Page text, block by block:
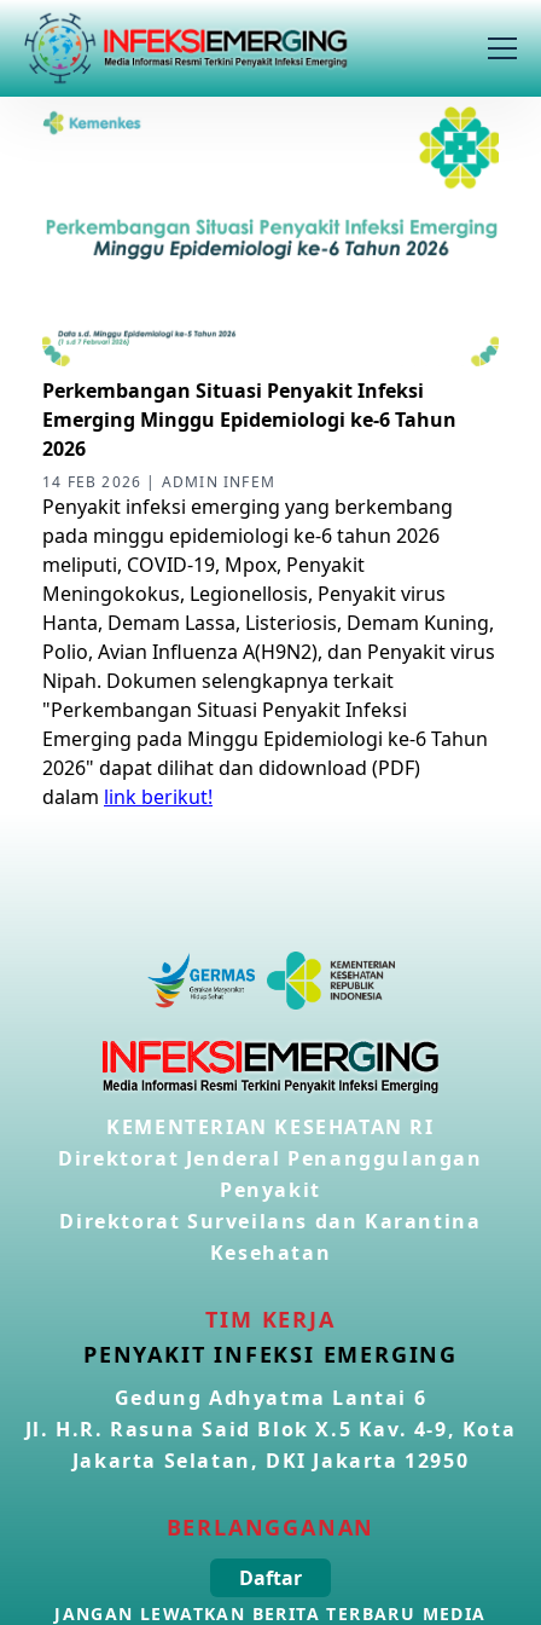
Perkembangan Situasi Penyakit Infeksi
Emerging Minggu Epidemiologi ke-6 Tahun
2026
14 FEB 2026 | ADMIN INFEM
Penyakit infeksi emerging yang berkembang
pada minggu epidemiologi ke-6 tahun 2026
meliputi, ⁠COVID-19, Mpox, Penyakit
Meningokokus, Legionellosis, Penyakit virus
Hanta, Demam Lassa, Listeriosis, Demam Kuning,
⁠⁠Polio, Avian Influenza A(H9N2), dan Penyakit virus
Nipah. Dokumen selengkapnya terkait
"Perkembangan Situasi Penyakit Infeksi
Emerging pada Minggu Epidemiologi ke-6 Tahun
2026" dapat dilihat dan didownload (PDF)
dalam link berikut!
KEMENTERIAN KESEHATAN RI
Direktorat Jenderal Penanggulangan
Penyakit
Direktorat Surveilans dan Karantina
Kesehatan
TIM KERJA
PENYAKIT INFEKSI EMERGING
Gedung Adhyatma Lantai 6
Jl. H.R. Rasuna Said Blok X.5 Kav. 4-9, Kota
Jakarta Selatan, DKI Jakarta 12950
BERLANGGANAN
Daftar
JANGAN LEWATKAN BERITA TERBARU MEDIA